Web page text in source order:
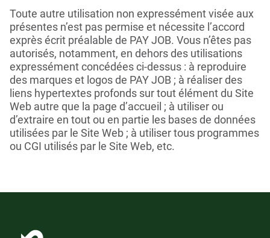
Toute autre utilisation non expressément visée aux
présentes n’est pas permise et nécessite l’accord
exprès écrit préalable de PAY JOB. Vous n’êtes pas
autorisés, notamment, en dehors des utilisations
expressément concédées ci-dessus : à reproduire
des marques et logos de PAY JOB ; à réaliser des
liens hypertextes profonds sur tout élément du Site
Web autre que la page d’accueil ; à utiliser ou
d’extraire en tout ou en partie les bases de données
utilisées par le Site Web ; à utiliser tous programmes
ou CGI utilisés par le Site Web, etc.